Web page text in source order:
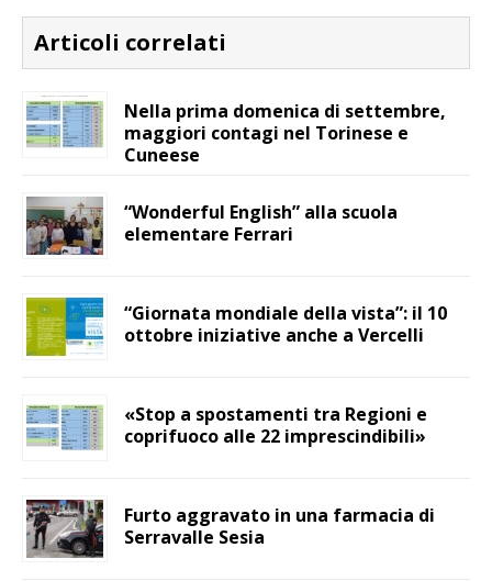
Articoli correlati
Nella prima domenica di settembre,
maggiori contagi nel Torinese e
Cuneese
“Wonderful English” alla scuola
elementare Ferrari
“Giornata mondiale della vista”: il 10
ottobre iniziative anche a Vercelli
«Stop a spostamenti tra Regioni e
coprifuoco alle 22 imprescindibili»
Furto aggravato in una farmacia di
Serravalle Sesia